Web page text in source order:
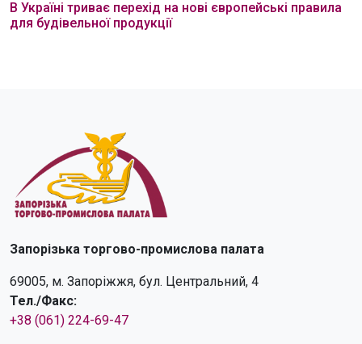
В Україні триває перехід на нові європейські правила
для будівельної продукції
Запорізька торгово-промислова палата
69005, м. Запоріжжя, бул. Центральний, 4
Тел./Факс:
+38 (061) 224-69-47